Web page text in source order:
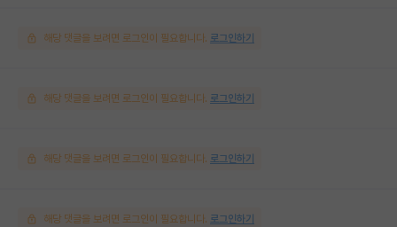
해당 댓글을 보려면 로그인이 필요합니다. 로그인하기
해당 댓글을 보려면 로그인이 필요합니다. 로그인하기
해당 댓글을 보려면 로그인이 필요합니다. 로그인하기
해당 댓글을 보려면 로그인이 필요합니다. 로그인하기